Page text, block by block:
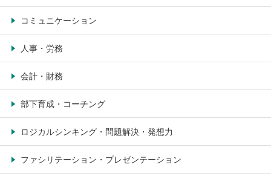
コミュニケーション
人事・労務
会計・財務
部下育成・コーチング
ロジカルシンキング・問題解決・発想力
ファシリテーション・プレゼンテーション